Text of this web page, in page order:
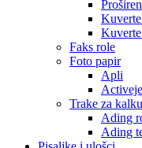
Faks role
Foto papir
Apli
Trake za
Ading
Ading